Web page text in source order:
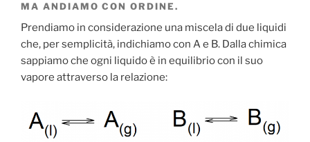
MA ANDIAMO CON ORDINE.
Prendiamo in considerazione una miscela di due liquidi
che, per semplicità, indichiamo con A e B. Dalla chimica
sappiamo che ogni liquido è in equilibrio con il suo
vapore attraverso la relazione: